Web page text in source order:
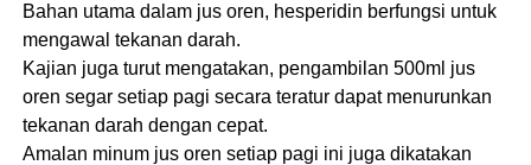
Bahan utama dalam jus oren, hesperidin berfungsi untuk
mengawal tekanan darah.
Kajian juga turut mengatakan, pengambilan 500ml jus
oren segar setiap pagi secara teratur dapat menurunkan
tekanan darah dengan cepat.
Amalan minum jus oren setiap pagi ini juga dikatakan